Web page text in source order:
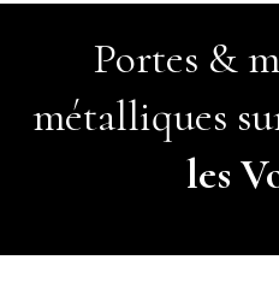
Portes &
métalliques
les